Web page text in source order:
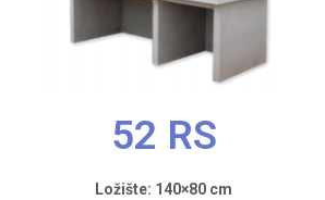
52 RS
Ložište: 140×80 cm